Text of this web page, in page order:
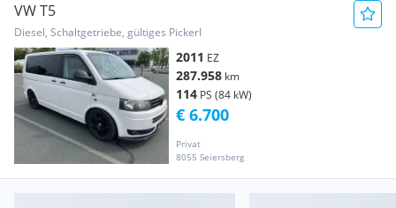
VW T5
Diesel, Schaltgetriebe, gültiges Pickerl
2011 EZ
287.958 km
114 PS (84 kW)
Privat
8055 Seiersberg
€ 6.700